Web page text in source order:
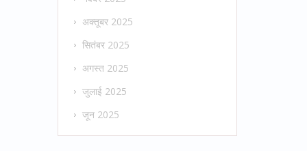
अक्तूबर 2025
सितंबर 2025
अगस्त 2025
जुलाई 2025
जून 2025